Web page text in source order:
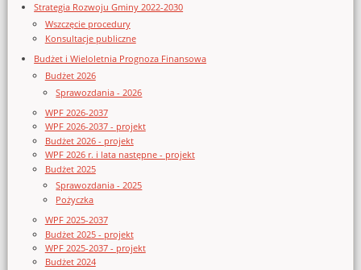
Strategia Rozwoju Gminy 2022-2030
Wszczęcie procedury
Konsultacje publiczne
Budżet i Wieloletnia Prognoza Finansowa
Budżet 2026
Sprawozdania - 2026
WPF 2026-2037
WPF 2026-2037 - projekt
Budżet 2026 - projekt
WPF 2026 r. i lata następne - projekt
Budżet 2025
Sprawozdania - 2025
Pożyczka
WPF 2025-2037
Budżet 2025 - projekt
WPF 2025-2037 - projekt
Budżet 2024